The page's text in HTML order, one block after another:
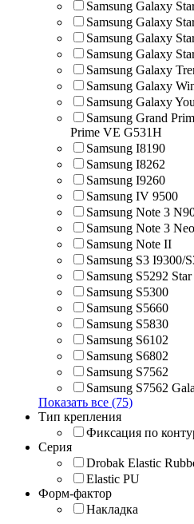
Samsung Galaxy
Samsung Galaxy
Samsung Galaxy
Samsung Galaxy
Samsung Galaxy
Samsung Galaxy
Samsung Galaxy
Samsung Grand
Prime VE G531H
Samsung I8190
Samsung I8262
Samsung I9260
Samsung IV 9500
Samsung Note 3
Samsung Note 3
Samsung Note II
Samsung S3 I9300/
Samsung S5292 Star
Samsung S5300
Samsung S5660
Samsung S5830
Samsung S6102
Samsung S6802
Samsung S7562
Samsung S7562
Показать все (75)
Тип крепления
Фиксация по
Серия
Drobak Elastic
Elastic PU
Форм-фактор
Накладка